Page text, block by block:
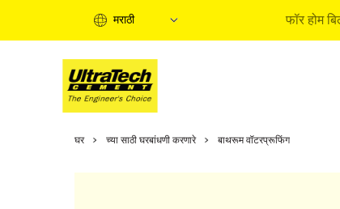
मराठी फॉर होम
घर च्या साठी घरबांधणी करणारे बाथरूम वॉटरप्रूफिंग